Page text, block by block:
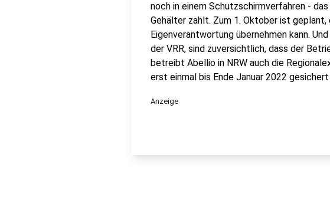
noch in einem Schutzschirmverfahren -
Gehälter zahlt. Zum 1. Oktober ist geplant,
Eigenverantwortung übernehmen kann.
der VRR, sind zuversichtlich, dass der
betreibt Abellio in NRW auch die
erst einmal bis Ende Januar 2022
Anzeige